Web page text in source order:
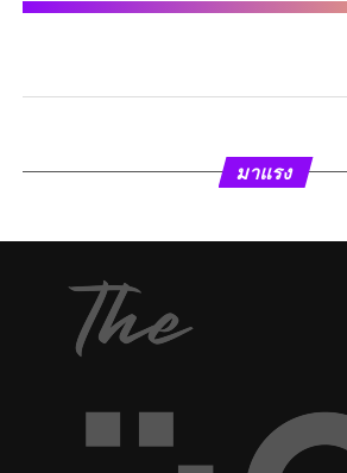
มาแรง